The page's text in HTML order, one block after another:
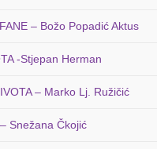
– Božo Popadić Aktus
-Stjepan Herman
– Marko Lj. Ružičić
Snežana Čkojić